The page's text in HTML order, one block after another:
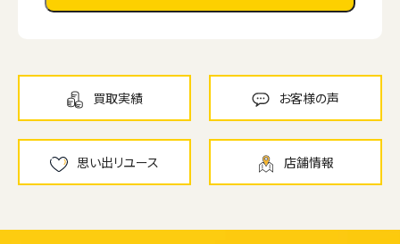
買取実績 お客様の声
思い出リユース 店舗情報